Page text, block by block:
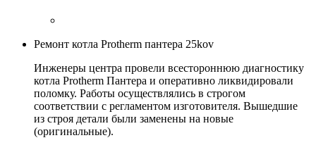
Ремонт котла Protherm пантера 25kov
Инженеры центра провели всестороннюю диагностику
котла Protherm Пантера и оперативно ликвидировали
поломку. Работы осуществлялись в строгом
соответствии с регламентом изготовителя. Вышедшие
из строя детали были заменены на новые
(оригинальные).